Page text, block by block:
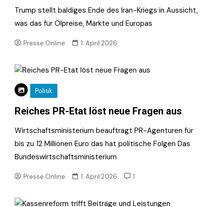
Trump stellt baldiges Ende des Iran-Kriegs in Aussicht,
was das für Ölpreise, Märkte und Europas
Presse.Online 1. April 2026
Politik
Reiches PR-Etat löst neue Fragen aus
Wirtschaftsministerium beauftragt PR-Agenturen für
bis zu 12 Millionen Euro das hat politische Folgen Das
Bundeswirtschaftsministerium
Presse.Online 1. April 2026 1